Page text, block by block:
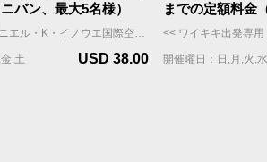
バン、最大5名様）
ホノルルへようこそ！ダニエル・K・イノウエ国際空港（ホノルル空港・HNL）からワイキキのホテルや宿泊施設まで、チャーリーズタクシーの【空港定額料金】送迎サービスをご利用ください。 当社の広々としたミニバンは最大5名様まで乗車可能（スーツケースと手荷物はおひとり様1個まで）、快適な移動ができます。 また、定額料金は渋滞などの交通状況に関係なく、定額料金が適用されるため、追加チャージの心配もありません。 **** 重要 **** ・【空港定額料金】はWill Call(ウィルコール）方式です。ホノルル空港到着後、国際線FIT出口を出た後、ポータルサイトまたはお電話にてタクシーの配車をご依頼いただきます。チャーリーズタクシーは、お客様の配車依頼を受信後、速やかにタクシーを向かわせますが、混雑時などはお待ちいただく場合もございます。予めご了承の上でお申し込みください。 ・【空港定額料金】をご利用のお客様へのご案内 https://jp.charleystaxi.com/article/airportportal_jp ・少しでも早く空港からご移動されたいお客様は【プライオリティ予約】や【VIPフルサービスパッケージ】のご利用をおすすめします。 ・【定額料金】にチップ(18%)・予約手数料(9%)は含まれておらず、決済画面で加算されます。 ・需要が高いため、航空便と宿泊先が決まり次第、お早めにご予約ください。往復のご予約をお勧めします。 ご予約に関するご質問はお気軽にお問い合わせください。 jsd@charleystaxi.com
,土 USD 38.00
までの定額料金
開催曜日：日,月,火,